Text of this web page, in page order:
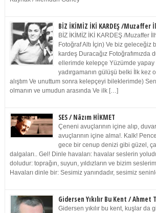
BİZ İKİMİZ İKİ KARDEŞ /Muzaffer
BİZ İKİMİZ İKİ KARDEŞ /Muzaffer
Fotoğraf Altı İçin) Ve biz geleceğiz
kardeş Duracağız
ellerimde kelepçe Yüzümde
yadırgamanın gülüşü belki İlk kez
alıştım Ve unuttum sonra kelepçeyi bileklerimde)
olmanın ve umudun arasında Ve ilk […]
SES / Nâzım HİKMET
Çeneni avuçlarının içine alıp,
avuçlarının içine alma!. Kalk!
gece bir cenup denizi gibi güzel,
dalgaları.. Gel! Dinle havaları: havalar seslerin
doludur: toprağın, suyun, yıldızların ve bizim
Havaları dinle bir: Sesimiz yanındadır, sesimiz
Gidersen Yıkılır Bu Kent / Ahmet
Gidersen yıkılır bu kent, kuşlar da